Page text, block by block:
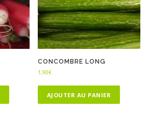
CONCOMBRE LONG
1,90€
AJOUTER AU PANIER